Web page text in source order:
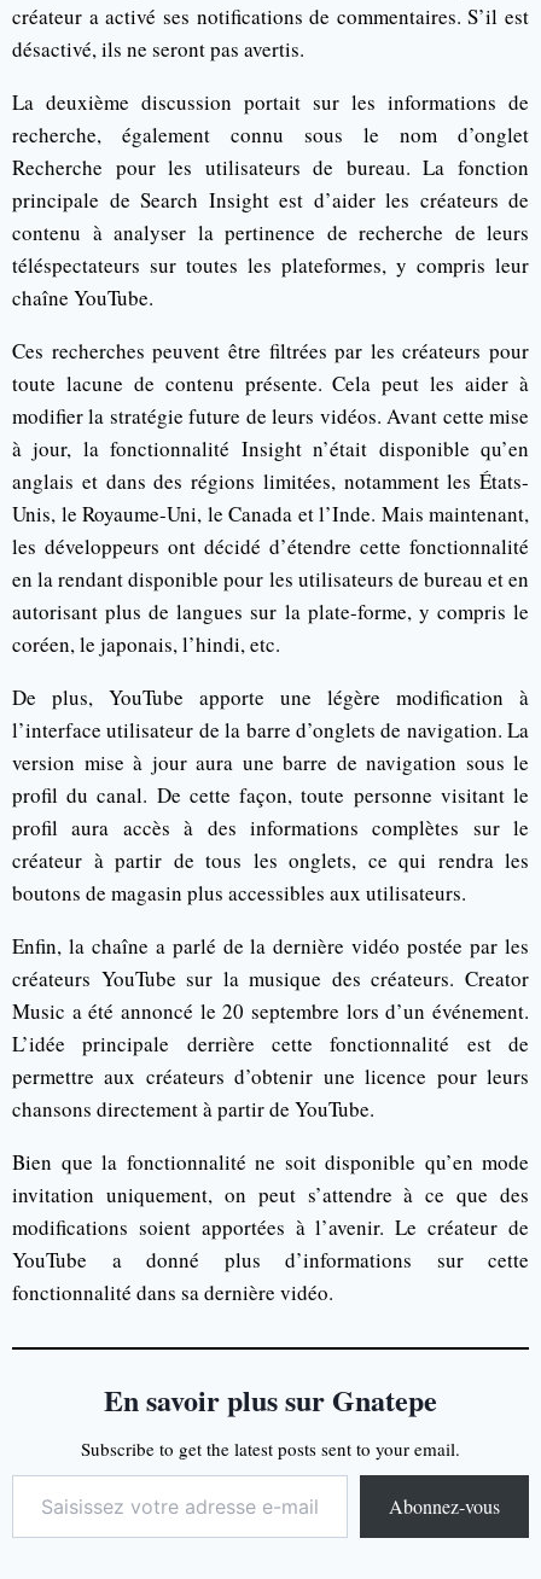
créateur a activé ses notifications de commentaires. S’il est
désactivé, ils ne seront pas avertis.
La deuxième discussion portait sur les informations de
recherche, également connu sous le nom d’onglet
Recherche pour les utilisateurs de bureau. La fonction
principale de Search Insight est d’aider les créateurs de
contenu à analyser la pertinence de recherche de leurs
téléspectateurs sur toutes les plateformes, y compris leur
chaîne YouTube.
Ces recherches peuvent être filtrées par les créateurs pour
toute lacune de contenu présente. Cela peut les aider à
modifier la stratégie future de leurs vidéos. Avant cette mise
à jour, la fonctionnalité Insight n’était disponible qu’en
anglais et dans des régions limitées, notamment les États-
Unis, le Royaume-Uni, le Canada et l’Inde. Mais maintenant,
les développeurs ont décidé d’étendre cette fonctionnalité
en la rendant disponible pour les utilisateurs de bureau et en
autorisant plus de langues sur la plate-forme, y compris le
coréen, le japonais, l’hindi, etc.
De plus, YouTube apporte une légère modification à
l’interface utilisateur de la barre d’onglets de navigation. La
version mise à jour aura une barre de navigation sous le
profil du canal. De cette façon, toute personne visitant le
profil aura accès à des informations complètes sur le
créateur à partir de tous les onglets, ce qui rendra les
boutons de magasin plus accessibles aux utilisateurs.
Enfin, la chaîne a parlé de la dernière vidéo postée par les
créateurs YouTube sur la musique des créateurs. Creator
Music a été annoncé le 20 septembre lors d’un événement.
L’idée principale derrière cette fonctionnalité est de
permettre aux créateurs d’obtenir une licence pour leurs
chansons directement à partir de YouTube.
Bien que la fonctionnalité ne soit disponible qu’en mode
invitation uniquement, on peut s’attendre à ce que des
modifications soient apportées à l’avenir. Le créateur de
YouTube a donné plus d’informations sur cette
fonctionnalité dans sa dernière vidéo.
En savoir plus sur Gnatepe
Subscribe to get the latest posts sent to your email.
Abonnez-vous